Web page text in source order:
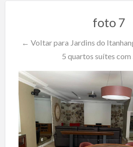
foto 7
← Voltar para Jardins do
5 quartos suítes